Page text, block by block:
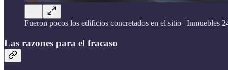
Fueron pocos los edificios concretados en el sitio | Inmuebles
Las razones para el fracaso